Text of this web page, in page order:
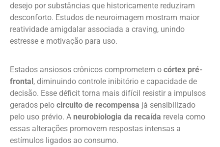
desejo por substâncias que historicamente reduziram
desconforto. Estudos de neuroimagem mostram maior
reatividade amigdalar associada a craving, unindo
estresse e motivação para uso.
Estados ansiosos crônicos comprometem o córtex pré-
frontal , diminuindo controle inibitório e capacidade de
decisão. Esse déficit torna mais difícil resistir a impulsos
gerados pelo circuito de recompensa já sensibilizado
pelo uso prévio. A neurobiologia da recaída revela como
essas alterações promovem respostas intensas a
estímulos ligados ao consumo.